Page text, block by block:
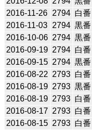
2016-11-26 2794 白番
2016-11-03 2794 黒番
2016-10-06 2794 黒番
2016-09-19 2794 白番
2016-09-15 2794 黒番
2016-08-22 2793 白番
2016-08-19 2793 黒番
2016-08-19 2793 白番
2016-08-17 2793 白番
2016-08-15 2793 白番